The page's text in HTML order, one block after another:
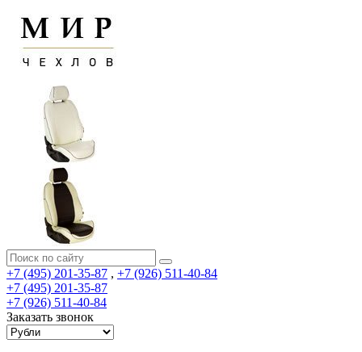
+7 (495) 201-35-87 , +7 (926) 511-40-84
+7 (495) 201-35-87
+7 (926) 511-40-84
Заказать звонок